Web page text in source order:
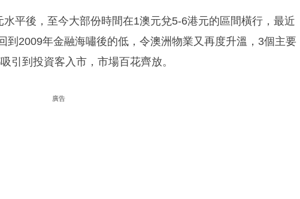
平後，至今大部份時間在1澳元兌5-6港元的區間橫行，最近
到2009年金融海嘯後的低，令澳洲物業又再度升溫，3個主要
引到投資客入市，市場百花齊放。
廣告